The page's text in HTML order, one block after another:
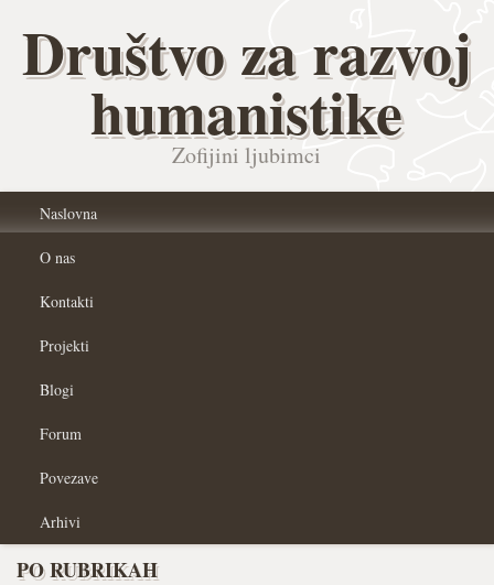
Društvo za razvoj
humanistike
Zofijini ljubimci
Naslovna
O nas
Kontakti
Projekti
Blogi
Forum
Povezave
Arhivi
PO RUBRIKAH